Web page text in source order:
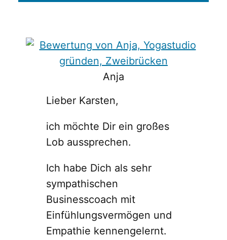
Anja
Lieber Karsten,
ich möchte Dir ein großes
Lob aussprechen.
Ich habe Dich als sehr
sympathischen
Businesscoach mit
Einfühlungsvermögen und
Empathie kennengelernt.